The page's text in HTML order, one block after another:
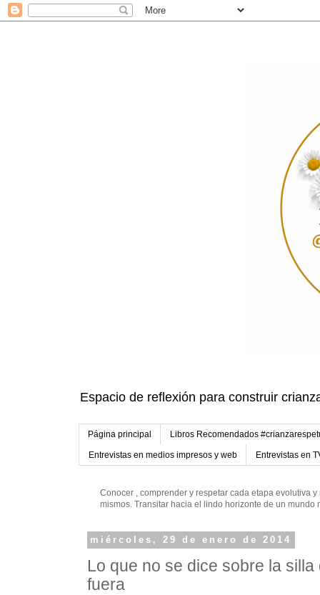
Espacio de reflexión para construir
Página principal Libros Recomendados
Entrevistas en medios impresos y web Entrevistas en
Conocer , comprender y respetar cada etapa evolutiva
mismos. Transitar hacia el lindo horizonte de un mundo
miércoles, 29 de enero de 2014
Lo que no se dice sobre la
fuera